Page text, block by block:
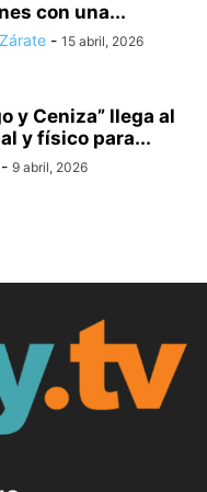
con una...
- 15 abril, 2026
y Ceniza” llega al
y físico para...
- 9 abril, 2026